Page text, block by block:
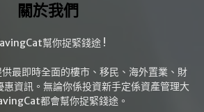
關於我們
幫你捉緊錢途 !
最即時全面的樓市、移民、海外置業、財
資訊。無論你係投資新手定係資產管理大
都會幫你捉緊錢途。